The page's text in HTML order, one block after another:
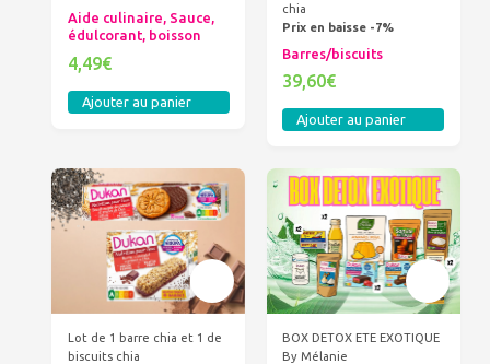
Aide culinaire, Sauce,
édulcorant, boisson
4,49€
Ajouter au panier
chia
Prix en baisse -7%
Barres/biscuits
39,60€
Ajouter au panier
Lot de 1 barre chia et 1 de
biscuits chia
BOX DETOX ETE EXOTIQUE
By Mélanie